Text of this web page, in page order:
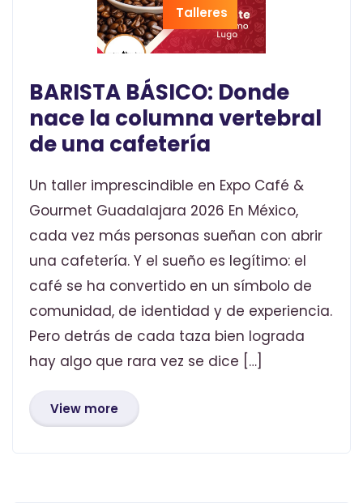
Talleres
BARISTA BÁSICO: Donde
nace la columna vertebral
de una cafetería
Un taller imprescindible en Expo Café &
Gourmet Guadalajara 2026 En México,
cada vez más personas sueñan con abrir
una cafetería. Y el sueño es legítimo: el
café se ha convertido en un símbolo de
comunidad, de identidad y de experiencia.
Pero detrás de cada taza bien lograda
hay algo que rara vez se dice […]
View more